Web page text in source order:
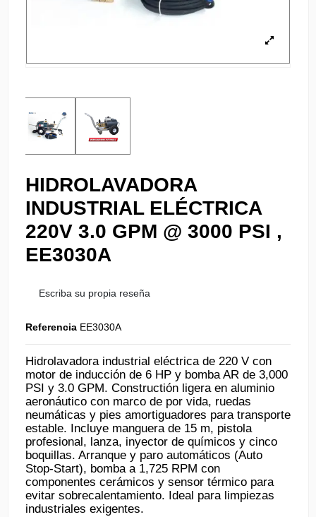
HIDROLAVADORA
INDUSTRIAL ELÉCTRICA
220V 3.0 GPM @ 3000 PSI ,
EE3030A
Escriba su propia reseña
Referencia EE3030A
Hidrolavadora industrial eléctrica de 220 V con
motor de inducción de 6 HP y bomba AR de 3,000
PSI y 3.0 GPM. Constructión ligera en aluminio
aeronáutico con marco de por vida, ruedas
neumáticas y pies amortiguadores para transporte
estable. Incluye manguera de 15 m, pistola
profesional, lanza, inyector de químicos y cinco
boquillas. Arranque y paro automáticos (Auto
Stop-Start), bomba a 1,725 RPM con
componentes cerámicos y sensor térmico para
evitar sobrecalentamiento. Ideal para limpiezas
industriales exigentes.